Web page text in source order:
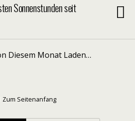
Sonnenstunden seit
Diesem Monat Laden…
Zum Seitenanfang